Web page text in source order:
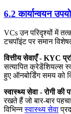
6.2 कार्यान्वयन
VCs उन परिदृश्यों में
टचपॉइंट पर समान
वित्तीय सेवाएँ - KYC
सत्यापित क्रेडेंशियल्स
हुए ऑनबोर्डिंग समय को
स्वास्थ्य सेवा - रोगी की
रखते हैं जो बार-बार
विभिन्नस्वास्थ्य सेवा